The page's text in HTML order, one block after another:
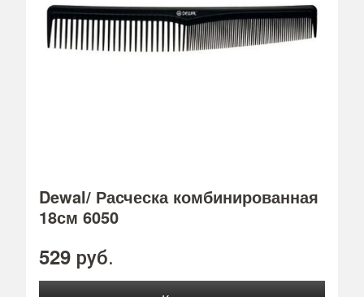
Dewal/ Расческа комбинированная
18см 6050
529 руб.